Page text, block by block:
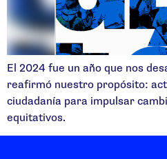
El 2024 fue un año que nos
reafirmó nuestro propósito:
ciudadanía para impulsar
equitativos.